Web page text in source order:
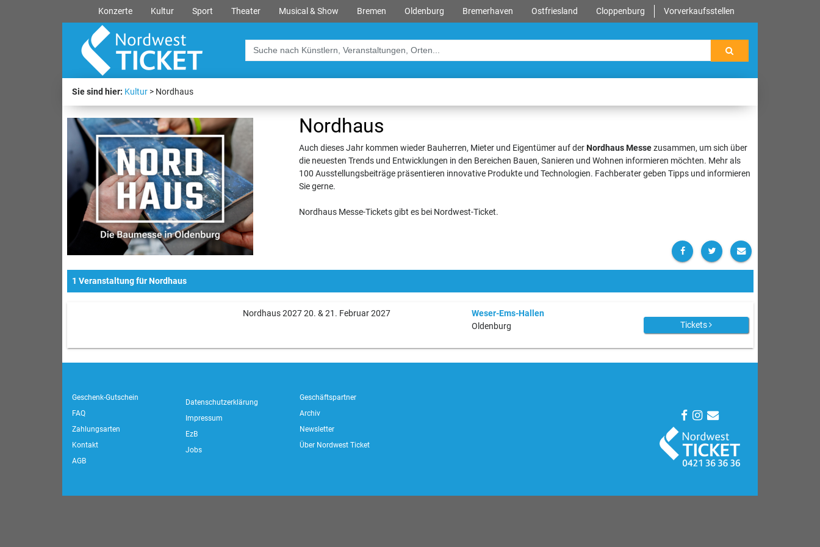
Konzerte Kultur Sport Theater Musical & Show Bremen Oldenburg Bremerhaven Ostfriesland Cloppenburg Vorverkaufsstellen
Sie sind hier: Kultur Nordhaus
Nordhaus
Auch dieses Jahr kommen wieder Bauherren, Mieter und Eigentümer auf derNordhaus Messezusammen, um sich über
die neuesten Trends und Entwicklungen in den Bereichen Bauen, Sanieren und Wohnen informieren möchten. Mehr als
100 Ausstellungsbeiträge präsentieren innovative Produkte und Technologien. Fachberater geben Tipps und informieren
Sie gerne.
Nordhaus Messe-Tickets gibt es bei Nordwest-Ticket.
1 Veranstaltung für Nordhaus
Nordhaus 2027 20. & 21. Februar 2027
Weser-Ems-Hallen
Oldenburg
Tickets
Geschenk-Gutschein
FAQ
Zahlungsarten
Kontakt
AGB
Datenschutzerklärung
Impressum
EzB
Jobs
Geschäftspartner
Archiv
Newsletter
Über Nordwest Ticket